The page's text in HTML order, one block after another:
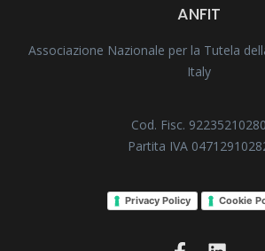
ANFIT
Associazione Nazionale per la Tutela
Italy
Cod. Fisc. 92235210280
Partita IVA
Privacy Policy Cookie